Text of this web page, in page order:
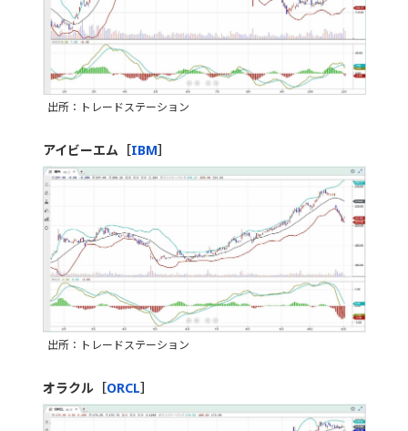
出所：トレードステーション
アイビーエム［IBM］
出所：トレードステーション
オラクル［ORCL］